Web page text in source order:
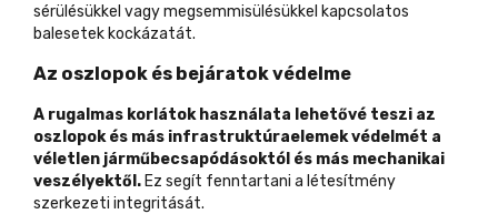
sérülésükkel vagy megsemmisülésükkel kapcsolatos
balesetek kockázatát.
Az oszlopok és bejáratok védelme
A rugalmas korlátok használata lehetővé teszi az
oszlopok és más infrastruktúraelemek védelmét a
véletlen járműbecsapódásoktól és más mechanikai
veszélyektől. Ez segít fenntartani a létesítmény
szerkezeti integritását.